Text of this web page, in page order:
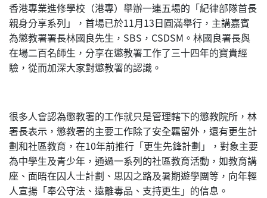
香港專業進修學校（港專）舉辦一連五場的「紀律部隊首長
親身分享系列」，首場已於11月13日圓滿舉行，主講嘉賓
為懲教署署長林國良先生，SBS，CSDSM。林國良署長與
在場二百名師生，分享在懲教署工作了三十四年的寶貴經
驗，從而加深大家對懲教署的認識。
很多人會認為懲教署的工作就只是管理轄下的懲教院所，林
署長表示，懲教署的主要工作除了安全羈留外，還有更生計
劃和社區教育，在10年前推行「更生先鋒計劃」，對象主要
為中學生及青少年，通過一系列的社區教育活動，如教育講
座、面晤在囚人士計劃、思囚之路及暑期遊學團等，向年輕
人宣揚「奉公守法、遠離毒品、支持更生」的信息。